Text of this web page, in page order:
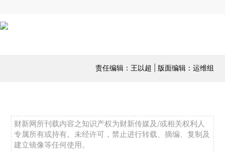
责任编辑：王以超 | 版面编辑：运维组
财新网所刊载内容之知识产权为财新传媒及/或相关权利人
专属所有或持有。未经许可，禁止进行转载、摘编、复制及
建立镜像等任何使用。